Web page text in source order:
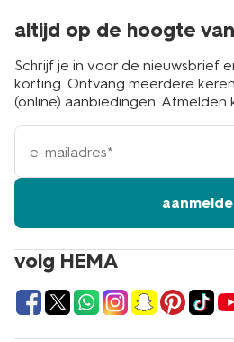
volg HEMA
altijd op de hoogte
Schrijf je in voor de nieuwsbrief
korting. Ontvang meerdere
(online) aanbiedingen. Afmelden
e-
mailadres